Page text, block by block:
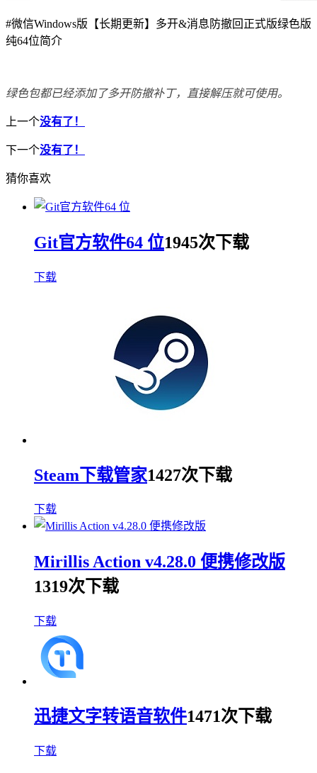
#微信Windows版【长期更新】多开&消息防撤回正式版绿色版
纯64位简介
绿色包都已经添加了多开防撤补丁，直接解压就可使用。
上一个没有了！
下一个没有了！
猜你喜欢
Git官方软件64 位1945次下载
下载
Steam下载管家1427次下载
下载
Mirillis Action v4.28.0 便携修改版
1319次下载
下载
迅捷文字转语音软件1471次下载
下载